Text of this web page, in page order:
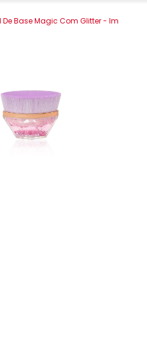
De Base Magic Com Glitter - Im